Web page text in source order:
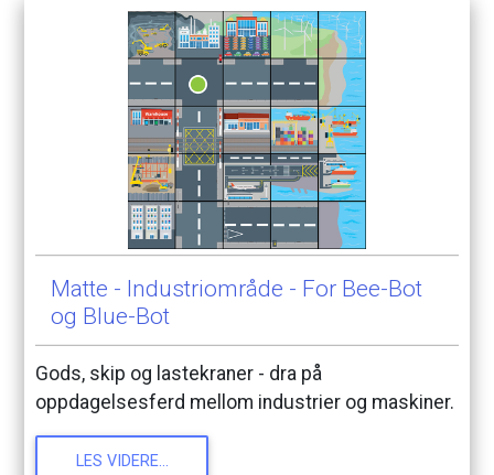
Matte - Industriområde - For Bee-Bot
og Blue-Bot
Gods, skip og lastekraner - dra på
oppdagelsesferd mellom industrier og maskiner.
LES VIDERE...